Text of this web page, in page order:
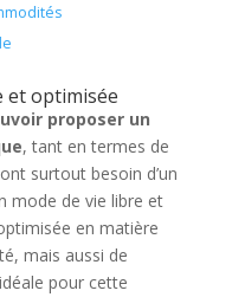
et optimisée
proposer un
, tant en termes de
surtout besoin d’un
mode de vie libre et
en matière
mais aussi de
pour cette